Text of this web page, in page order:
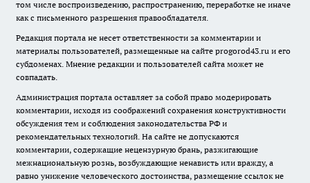
том числе воспроизведению, распространению, переработке не иначе
как с письменного разрешения правообладателя.
Редакция портала не несет ответственности за комментарии и
материалы пользователей, размещенные на сайте progorod43.ru и его
субдоменах. Мнение редакции и пользователей сайта может не
совпадать.
Администрация портала оставляет за собой право модерировать
комментарии, исходя из соображений сохранения конструктивности
обсуждения тем и соблюдения законодательства РФ и
рекомендательных технологий. На сайте не допускаются
комментарии, содержащие нецензурную брань, разжигающие
межнациональную рознь, возбуждающие ненависть или вражду, а
равно унижение человеческого достоинства, размещение ссылок не